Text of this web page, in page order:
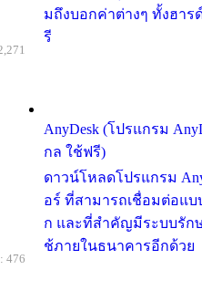
มถึงบอกค่าต่างๆ ทั้งฮาร
รี
AnyDesk (โปรแกรม
กล ใช้ฟรี)
ดาวน์โหลดโปรแกรม
อร์ ที่สามารถเชื่อมต่อแ
ก และที่สำคัญมีระบบรัก
ช้ภายในธนาคารอีกด้วย
476